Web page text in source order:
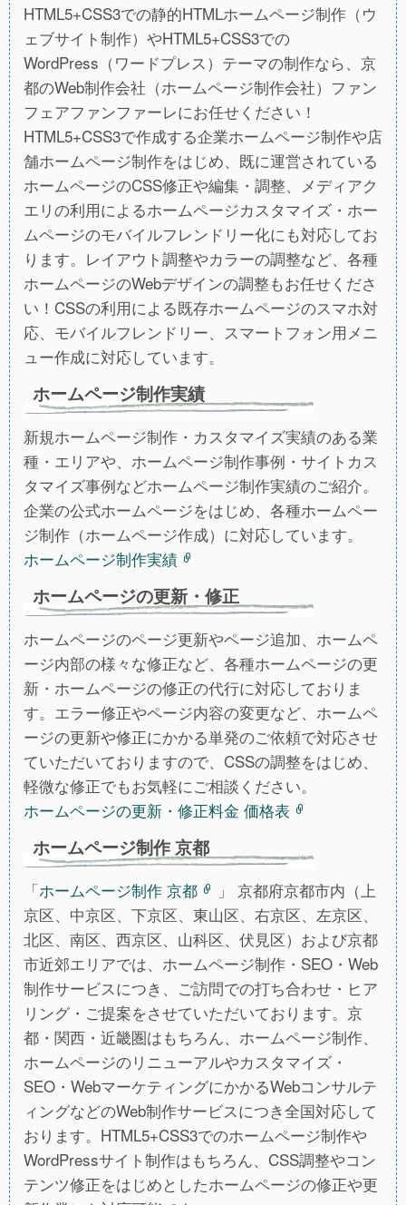
HTML5+CSS3での静的HTMLホームページ制作（ウ
ェブサイト制作）やHTML5+CSS3での
WordPress（ワードプレス）テーマの制作なら、京
都のWeb制作会社（ホームページ制作会社）ファン
フェアファンファーレにお任せください！
HTML5+CSS3で作成する企業ホームページ制作や店
舗ホームページ制作をはじめ、既に運営されている
ホームページのCSS修正や編集・調整、メディアク
エリの利用によるホームページカスタマイズ・ホー
ムページのモバイルフレンドリー化にも対応してお
ります。レイアウト調整やカラーの調整など、各種
ホームページのWebデザインの調整もお任せくださ
い！CSSの利用による既存ホームページのスマホ対
応、モバイルフレンドリー、スマートフォン用メニ
ュー作成に対応しています。
ホームページ制作実績
新規ホームページ制作・カスタマイズ実績のある業
種・エリアや、ホームページ制作事例・サイトカス
タマイズ事例などホームページ制作実績のご紹介。
企業の公式ホームページをはじめ、各種ホームペー
ジ制作（ホームページ作成）に対応しています。
ホームページ制作実績
ホームページの更新・修正
ホームページのページ更新やページ追加、ホームペ
ージ内部の様々な修正など、各種ホームページの更
新・ホームページの修正の代行に対応しておりま
す。エラー修正やページ内容の変更など、ホームペ
ージの更新や修正にかかる単発のご依頼で対応させ
ていただいておりますので、CSSの調整をはじめ、
軽微な修正でもお気軽にご相談ください。
ホームページの更新・修正料金 価格表
ホームページ制作 京都
「ホームページ制作 京都
」 京都府京都市内（上
京区、中京区、下京区、東山区、右京区、左京区、
北区、南区、西京区、山科区、伏見区）および京都
市近郊エリアでは、ホームページ制作・SEO・Web
制作サービスにつき、ご訪問での打ち合わせ・ヒア
リング・ご提案をさせていただいております。京
都・関西・近畿圏はもちろん、ホームページ制作、
ホームページのリニューアルやカスタマイズ・
SEO・WebマーケティングにかかるWebコンサルテ
ィングなどのWeb制作サービスにつき全国対応して
おります。HTML5+CSS3でのホームページ制作や
WordPressサイト制作はもちろん、CSS調整やコン
テンツ修正をはじめとしたホームページの修正や更